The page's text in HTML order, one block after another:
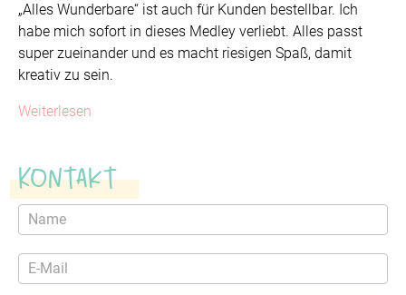
„Alles Wunderbare“ ist auch für Kunden bestellbar. Ich
habe mich sofort in dieses Medley verliebt. Alles passt
super zueinander und es macht riesigen Spaß, damit
kreativ zu sein.
Weiterlesen
Kontakt
Kontaktformular